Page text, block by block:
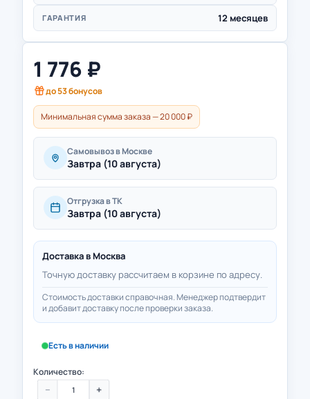
ГАРАНТИЯ 12 месяцев
1 776 ₽
до53бонусов
Минимальная сумма заказа — 20 000 ₽
Самовывоз в Москве
Завтра (10 августа)
Отгрузка в ТК
Завтра (10 августа)
Доставка в Москва
Точную доставку рассчитаем в корзине по адресу.
Стоимость доставки справочная. Менеджер подтвердит
и добавит доставку после проверки заказа.
Есть в наличии
Количество:
− +